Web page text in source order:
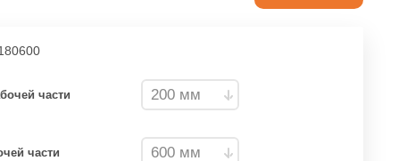
части
части